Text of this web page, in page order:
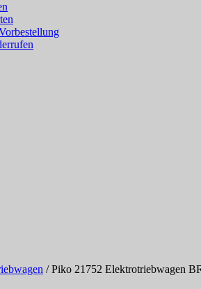
/ Piko 21752 Elektrotriebwagen